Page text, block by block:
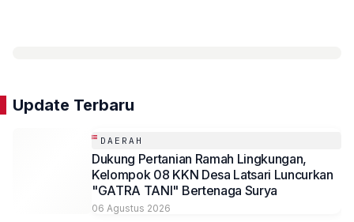
Update Terbaru
DAERAH
Dukung Pertanian Ramah Lingkungan,
Kelompok 08 KKN Desa Latsari Luncurkan
"GATRA TANI" Bertenaga Surya
06 Agustus 2026